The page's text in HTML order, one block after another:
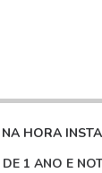
HORA
1 ANO E